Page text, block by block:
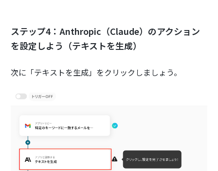
ステップ4：Anthropic（Claude）のアクション
を設定しよう（テキストを生成）
次に「テキストを生成」をクリックしましょう。